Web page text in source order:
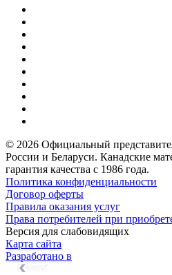
© 2026 Официальный
России и Беларуси. Канадские
гарантия качества с 1986 года.
Политика конфиденциальности
Договор оферты
Правила оказания услуг
Права потребителей при
Версия для слабовидящих
Карта сайта
Разработано в